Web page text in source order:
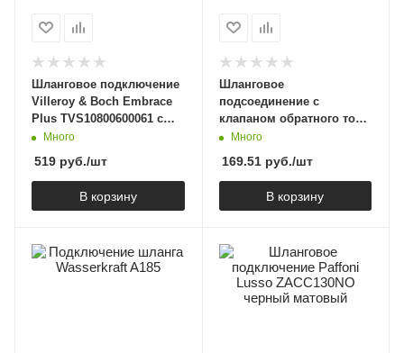
Шланговое подключение
Villeroy & Boch Embrace
Plus TVS10800600061 с
полкой
Много
519 руб./шт
В корзину
Шланговое
подсоединение с
клапаном обратного тока
Hansgrohe FixFit S
Много
169.51руб./шт
В корзину